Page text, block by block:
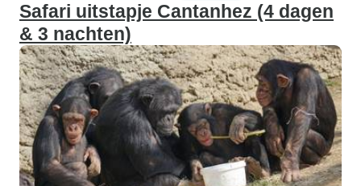
Safari uitstapje Cantanhez (4 dagen
& 3 nachten)